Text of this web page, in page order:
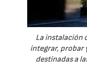
La instalación
integrar, probar
destinadas a